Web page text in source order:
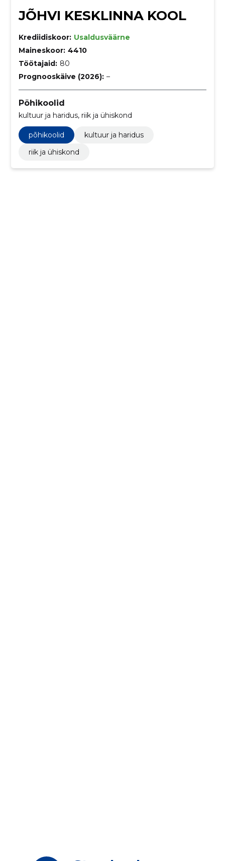
JÕHVI KESKLINNA KOOL
Krediidiskoor: Usaldusväärne
Maineskoor: 4410
Töötajaid: 80
Prognooskäive (2026): –
Põhikoolid
kultuur ja haridus, riik ja ühiskond
põhikoolid
kultuur ja haridus
riik ja ühiskond